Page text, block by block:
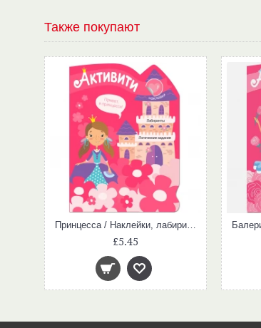
Также покупают
Принцесса / Наклейки, лабиринты, логические задания
£5.45